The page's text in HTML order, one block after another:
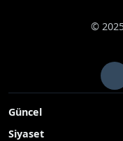
©
Güncel
Siyaset